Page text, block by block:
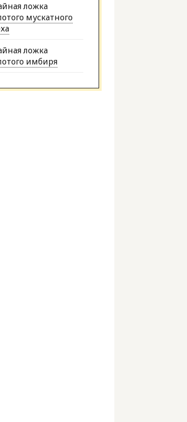
ложка
мускатного
ложка
имбиря